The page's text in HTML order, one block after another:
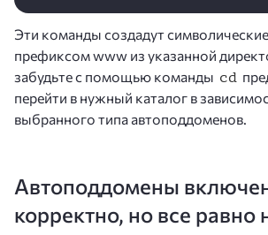
Эти команды создадут
префиксом www из указанной
забудьте с помощью команды сd
перейти в нужный каталог в
выбранного типа автоподдоменов.
Автоподдомены
корректно, но все равно